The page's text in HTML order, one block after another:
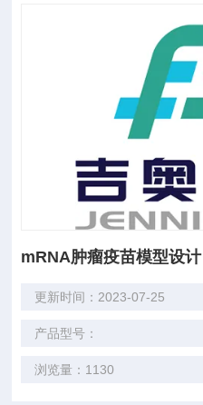
mRNA肿瘤疫苗模型设计
更新时间：2023-07-25
产品型号：
浏览量：1130